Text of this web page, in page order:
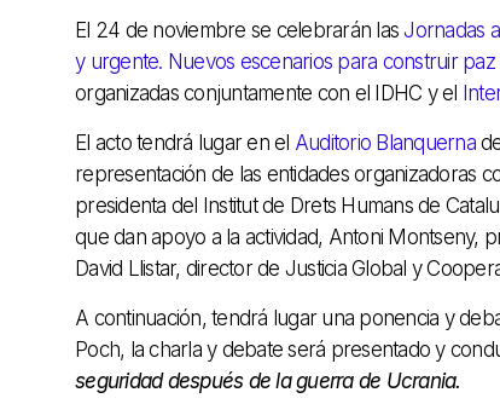
El 24 de noviembre se celebrarán las Jornadas
y urgente. Nuevos escenarios para construir
organizadas conjuntamente con el IDHC y el
El acto tendrá lugar en el Auditorio Blanquerna
representación de las entidades organizadoras
presidenta del Institut de Drets Humans de
que dan apoyo a la actividad, Antoni Montseny,
David Llistar, director de Justicia Global y
A continuación, tendrá lugar una ponencia y
Poch, la charla y debate será presentado y
seguridad después de la guerra de Ucrania.